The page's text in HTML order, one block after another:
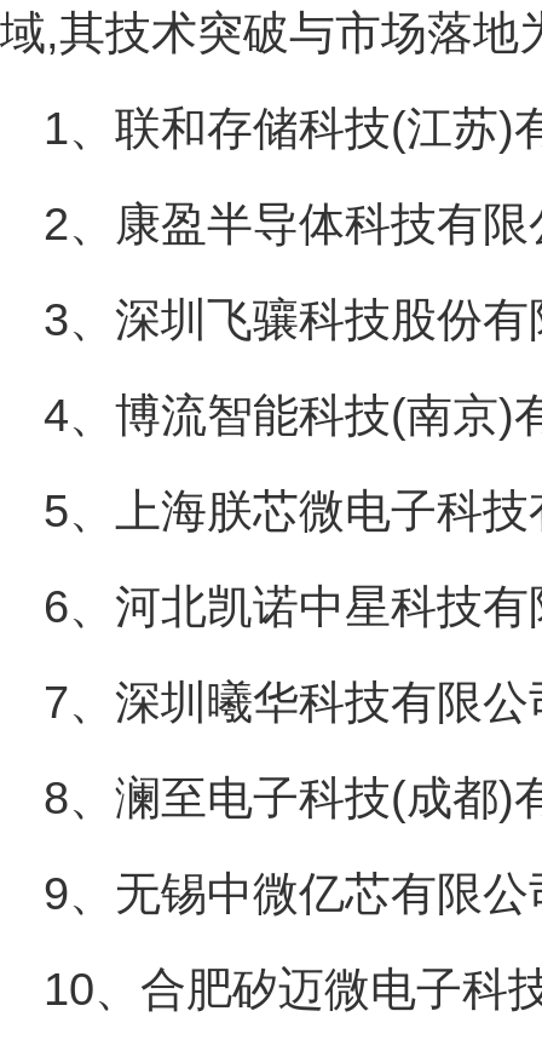
域,其技术突破与市场落地
1、联和存储科技(江苏)
2、康盈半导体科技有限
3、深圳飞骧科技股份有
4、博流智能科技(南京)
5、上海朕芯微电子科
6、河北凯诺中星科技有
7、深圳曦华科技有限公
8、澜至电子科技(成都)
9、无锡中微亿芯有限公
10、合肥矽迈微电子科